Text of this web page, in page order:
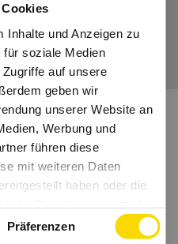
Inhalte und Anzeigen zu
soziale Medien
auf unsere
geben wir
unserer Website an
Werbung und
führen diese
mit weiteren Daten
haben oder die
Präferenzen
auf Dich.